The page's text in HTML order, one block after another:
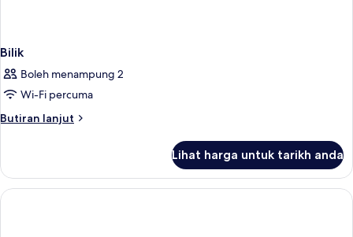
Bilik
Boleh menampung 2
Wi-Fi percuma
Butiran lanjut
Butiran
Lihat harga untuk tarikh anda